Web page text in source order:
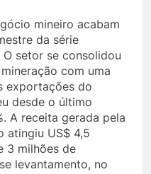
mineiro acabam
da série
setor se consolidou
com uma
exportações do
desde o último
A receita gerada pela
atingiu US$ 4,5
3 milhões de
levantamento, no